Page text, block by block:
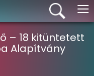
≡
– 18 kitüntetett
Alapítvány